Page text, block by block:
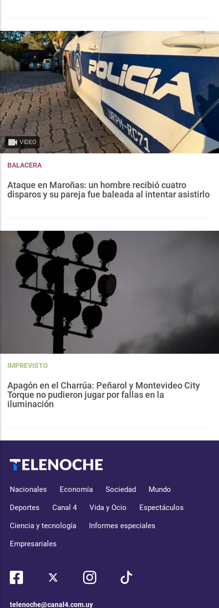
VIDEO
BALACERA
Ataque en Maroñas: un hombre recibió cuatro
disparos y su pareja fue baleada al intentar asistirlo
IMPREVISTO
Apagón en el Charrúa: Peñarol y Montevideo City
Torque no pudieron jugar por fallas en la
iluminación
Nacionales Economía Sociedad Mundo
Deportes Canal 4 Vida y Ocio Espectáculos
Ciencia y tecnología Informes especiales
Empresariales
telenoche@canal4.com.uy